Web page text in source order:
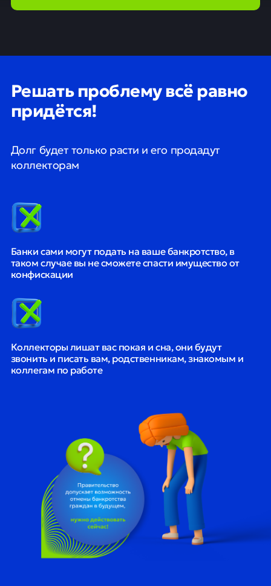
Решать проблему всё равно
придётся!
Долг будет только расти и его продадут
коллекторам
Банки сами могут подать на ваше банкротство, в
таком случае вы не сможете спасти имущество от
конфискации
Коллекторы лишат вас покая и сна, они будут
звонить и писать вам, родственникам, знакомым и
коллегам по работе